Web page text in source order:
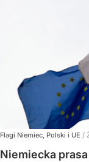
Flagi Niemiec, Polski i UE /
Niemiecka